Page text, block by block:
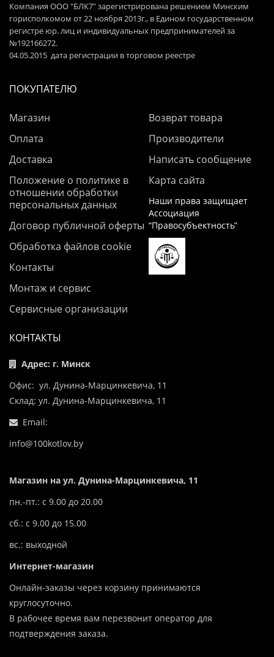
Компания ООО "БЛК7" зарегистрирована решением Минским
горисполкомом от 22 ноября 2013г., в Едином государственном
регистре юр. лиц и индивидуальных предпринимателей за
№192166272.
04.05.2015 дата регистрации в торговом реестре
ПОКУПАТЕЛЮ
Магазин
Оплата
Доставка
Положение о политике в
отношении обработки
персональных данных
Договор публичной оферты
Обработка файлов cookie
Контакты
Монтаж и сервис
Сервисные организации
Возврат товара
Производители
Написать сообщение
Карта сайта
Наши права защищает
Ассоциация
“Правосубъектность”
КОНТАКТЫ
Адрес: г. Минск
Офис: ул. Дунина-Марцинкевича, 11
Склад: ул. Дунина-Марцинкевича, 11
Email:
info@100kotlov.by
Магазин на ул. Дунина-Марцинкевича, 11
пн.-пт.: с 9.00 до 20.00
сб.: с 9.00 до 15.00
вс.: выходной
Интернет-магазин
Онлайн-заказы через корзину принимаются
круглосуточно.
В рабочее время вам перезвонит оператор для
подтверждения заказа.